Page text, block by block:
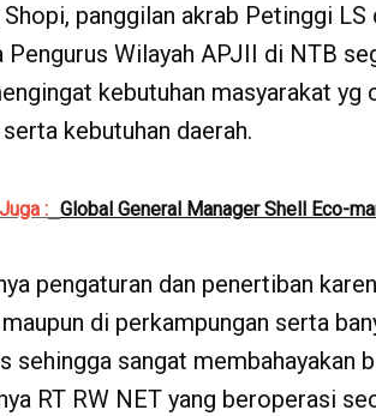
panggilan akrab Petinggi
Pengurus Wilayah APJII di NTB
kebutuhan masyarakat
kebutuhan daerah.
: Global General Manager Shell Eco-
pengaturan dan penertiban
di perkampungan serta
sehingga sangat membahayakan
RT RW NET yang beroperasi